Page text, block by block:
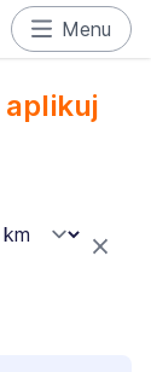
Menu
aplikuj